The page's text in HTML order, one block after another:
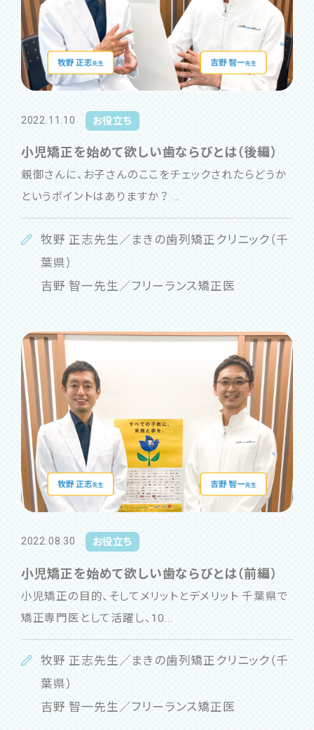
2022.11.10 お役立ち
小児矯正を始めて欲しい歯ならびとは（後編）
親御さんに、お子さんのここをチェックされたらどうか
というポイントはありますか？ ...
牧野 正志先生／まきの歯列矯正クリニック（千
葉県）
吉野 智一先生／フリーランス矯正医
2022.08.30 お役立ち
小児矯正を始めて欲しい歯ならびとは（前編）
小児矯正の目的、そしてメリットとデメリット 千葉県で
矯正専門医として活躍し、10...
牧野 正志先生／まきの歯列矯正クリニック（千
葉県）
吉野 智一先生／フリーランス矯正医